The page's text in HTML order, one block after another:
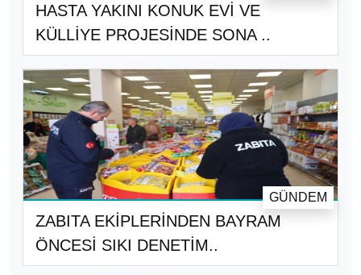
HASTA YAKINI KONUK EVİ VE
KÜLLİYE PROJESİNDE SONA ..
ZABITA EKİPLERİNDEN BAYRAM
ÖNCESİ SIKI DENETİM..
GÜNDEM